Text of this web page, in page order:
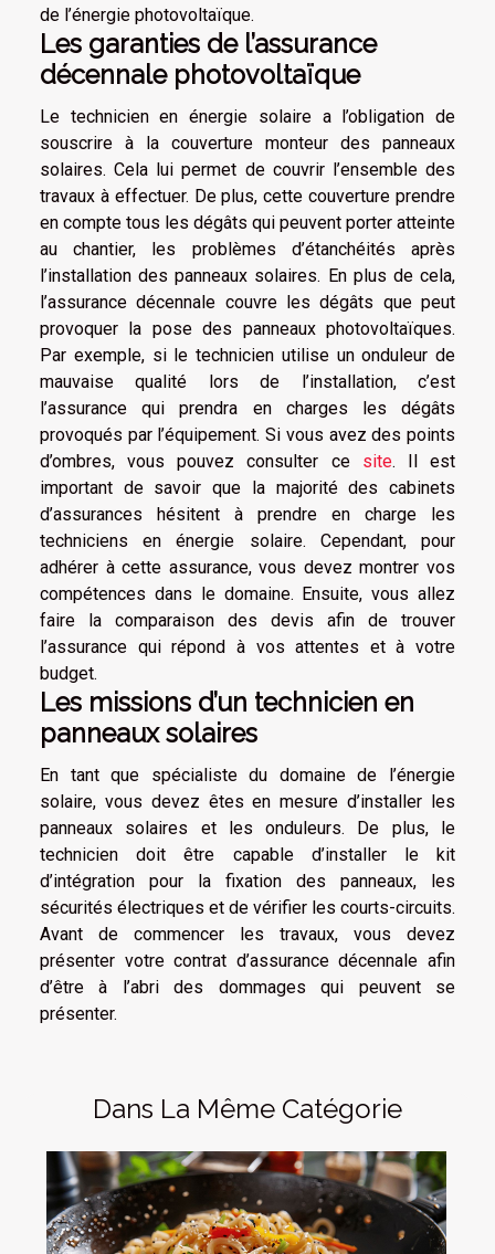
de l’énergie photovoltaïque.
Les garanties de l’assurance
décennale photovoltaïque
Le technicien en énergie solaire a l’obligation de
souscrire à la couverture monteur des panneaux
solaires. Cela lui permet de couvrir l’ensemble des
travaux à effectuer. De plus, cette couverture prendre
en compte tous les dégâts qui peuvent porter atteinte
au chantier, les problèmes d’étanchéités après
l’installation des panneaux solaires. En plus de cela,
l’assurance décennale couvre les dégâts que peut
provoquer la pose des panneaux photovoltaïques.
Par exemple, si le technicien utilise un onduleur de
mauvaise qualité lors de l’installation, c’est
l’assurance qui prendra en charges les dégâts
provoqués par l’équipement. Si vous avez des points
d’ombres, vous pouvez consulter ce site. Il est
important de savoir que la majorité des cabinets
d’assurances hésitent à prendre en charge les
techniciens en énergie solaire. Cependant, pour
adhérer à cette assurance, vous devez montrer vos
compétences dans le domaine. Ensuite, vous allez
faire la comparaison des devis afin de trouver
l’assurance qui répond à vos attentes et à votre
budget.
Les missions d’un technicien en
panneaux solaires
En tant que spécialiste du domaine de l’énergie
solaire, vous devez êtes en mesure d’installer les
panneaux solaires et les onduleurs. De plus, le
technicien doit être capable d’installer le kit
d’intégration pour la fixation des panneaux, les
sécurités électriques et de vérifier les courts-circuits.
Avant de commencer les travaux, vous devez
présenter votre contrat d’assurance décennale afin
d’être à l’abri des dommages qui peuvent se
présenter.
Dans La Même Catégorie